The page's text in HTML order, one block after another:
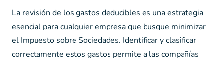
La revisión de los gastos deducibles es una estrategia
esencial para cualquier empresa que busque minimizar
el Impuesto sobre Sociedades. Identificar y clasificar
correctamente estos gastos permite a las compañías